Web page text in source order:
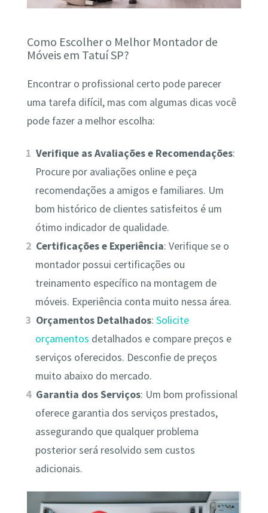
Como Escolher o Melhor Montador de
Móveis em Tatuí SP?
Encontrar o profissional certo pode parecer
uma tarefa difícil, mas com algumas dicas você
pode fazer a melhor escolha:
Verifique as Avaliações e Recomendações:
Procure por avaliações online e peça
recomendações a amigos e familiares. Um
bom histórico de clientes satisfeitos é um
ótimo indicador de qualidade.
Certificações e Experiência: Verifique se o
montador possui certificações ou
treinamento específico na montagem de
móveis. Experiência conta muito nessa área.
Orçamentos Detalhados:Solicite
orçamentos detalhados e compare preços e
serviços oferecidos. Desconfie de preços
muito abaixo do mercado.
Garantia dos Serviços: Um bom profissional
oferece garantia dos serviços prestados,
assegurando que qualquer problema
posterior será resolvido sem custos
adicionais.